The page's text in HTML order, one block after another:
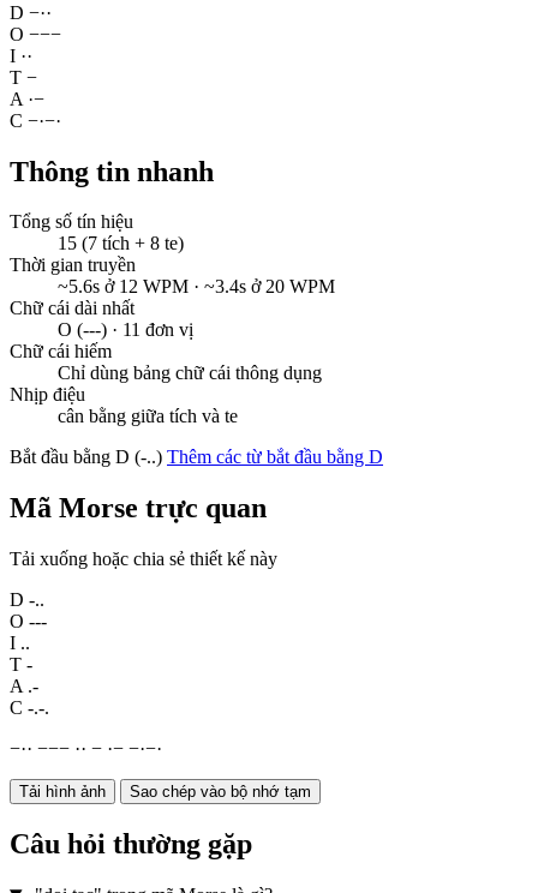
D −··
O −−−
I ··
T −
A ·−
C −·−·
Thông tin nhanh
Tổng số tín hiệu
15 (7 tích + 8 te)
Thời gian truyền
~5.6s ở 12 WPM · ~3.4s ở 20 WPM
Chữ cái dài nhất
O (---) · 11 đơn vị
Chữ cái hiếm
Chỉ dùng bảng chữ cái thông dụng
Nhịp điệu
cân bằng giữa tích và te
Bắt đầu bằng D (-..) Thêm các từ bắt đầu bằng D
Mã Morse trực quan
Tải xuống hoặc chia sẻ thiết kế này
D -..
O ---
I ..
T -
A .-
C -.-.
−·· −−− ·· − ·− −·−·
Tải hình ảnh Sao chép vào bộ nhớ tạm
Câu hỏi thường gặp